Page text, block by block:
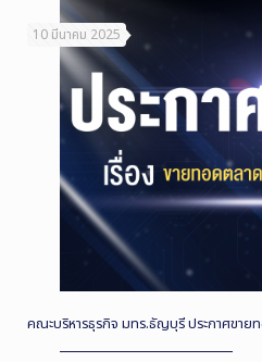
10 มีนาคม 2025
คณะบริหารธุรกิจ มทร.ธัญบุรี ประกาศขาย